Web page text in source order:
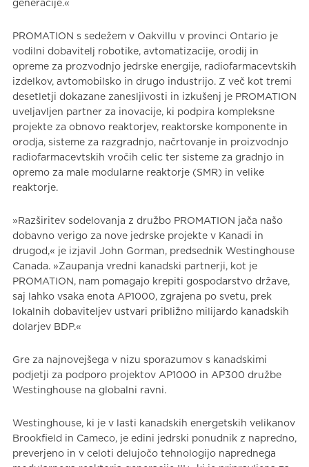
generacije.«
PROMATION s sedežem v Oakvillu v provinci Ontario je
vodilni dobavitelj robotike, avtomatizacije, orodij in
opreme za prozvodnjo jedrske energije, radiofarmacevtskih
izdelkov, avtomobilsko in drugo industrijo. Z več kot tremi
desetletji dokazane zanesljivosti in izkušenj je PROMATION
uveljavljen partner za inovacije, ki podpira kompleksne
projekte za obnovo reaktorjev, reaktorske komponente in
orodja, sisteme za razgradnjo, načrtovanje in proizvodnjo
radiofarmacevtskih vročih celic ter sisteme za gradnjo in
opremo za male modularne reaktorje (SMR) in velike
reaktorje.
»Razširitev sodelovanja z družbo PROMATION jača našo
dobavno verigo za nove jedrske projekte v Kanadi in
drugod,« je izjavil John Gorman, predsednik Westinghouse
Canada. »Zaupanja vredni kanadski partnerji, kot je
PROMATION, nam pomagajo krepiti gospodarstvo države,
saj lahko vsaka enota AP1000, zgrajena po svetu, prek
lokalnih dobaviteljev ustvari približno milijardo kanadskih
dolarjev BDP.«
Gre za najnovejšega v nizu sporazumov s kanadskimi
podjetji za podporo projektov AP1000 in AP300 družbe
Westinghouse na globalni ravni.
Westinghouse, ki je v lasti kanadskih energetskih velikanov
Brookfield in Cameco, je edini jedrski ponudnik z napredno,
preverjeno in v celoti delujočo tehnologijo naprednega